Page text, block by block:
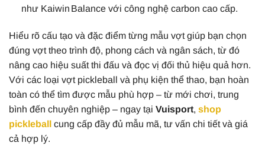
như Kaiwin Balance với công nghệ carbon cao cấp.
Hiểu rõ cấu tạo và đặc điểm từng mẫu vợt giúp bạn chọn
đúng vợt theo trình độ, phong cách và ngân sách, từ đó
nâng cao hiệu suất thi đấu và đọc vị đối thủ hiệu quả hơn.
Với các loại vợt pickleball và phụ kiện thể thao, bạn hoàn
toàn có thể tìm được mẫu phù hợp – từ mới chơi, trung
bình đến chuyên nghiệp – ngay tại Vuisport, shop
pickleball cung cấp đầy đủ mẫu mã, tư vấn chi tiết và giá
cả hợp lý.